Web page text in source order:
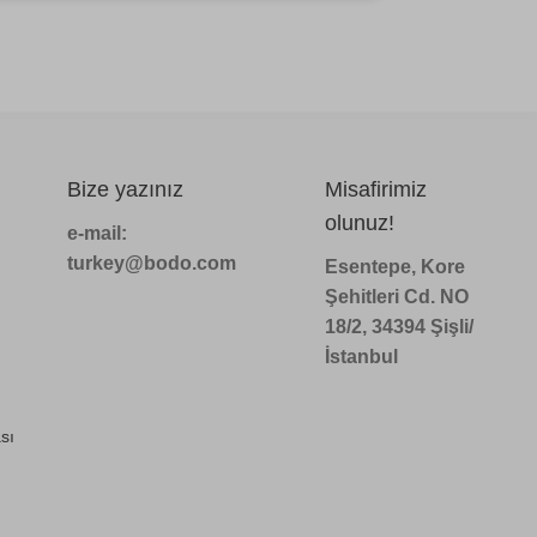
Bize yazınız
e-mail:
turkey@bodo.com
Misafirimiz
olunuz!
Esentepe, Kore
Şehitleri Cd. NO
18/2, 34394 Şişli/
İstanbul